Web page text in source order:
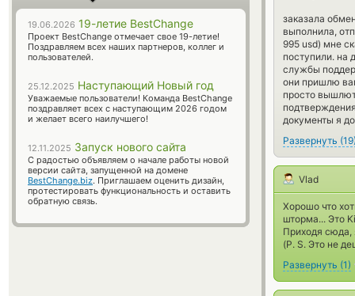
заказала
выполнила,
995 usd) мне
поступили. на
службы
они пришлю
просто
документы я
Развернуть (19
Vlad
Хорошо что
шторма... Это
Приходя сюда,
(P. S. Это не
Развернуть (1)
19.06.2026 19-летие BestChange
Проект BestChange отмечает свое 19-летие!
Поздравляем всех наших партнеров, коллег и
пользователей.
25.12.2025 Наступающий Новый год
Уважаемые пользователи! Команда BestChange
поздравляет всех с наступающим 2026 годом
и желает всего наилучшего!
12.11.2025 Запуск нового сайта
С радостью объявляем о начале работы новой
версии сайта, запущенной на домене
BestChange.biz. Приглашаем оценить дизайн,
протестировать функциональность и оставить
обратную связь.